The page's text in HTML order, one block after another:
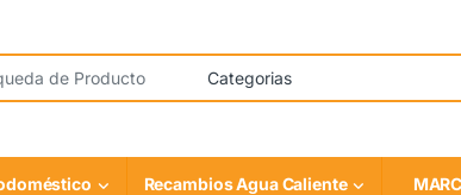
Recambios Agua Caliente